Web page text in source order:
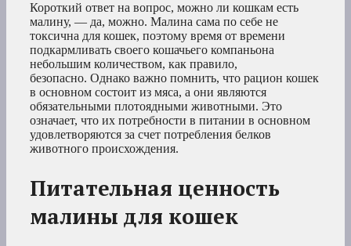
Короткий ответ на вопрос, можно ли кошкам есть
малину, — да, можно. Малина сама по себе не
токсична для кошек, поэтому время от времени
подкармливать своего кошачьего компаньона
небольшим количеством, как правило,
безопасно. Однако важно помнить, что рацион кошек
в основном состоит из мяса, а они являются
обязательными плотоядными животными. Это
означает, что их потребности в питании в основном
удовлетворяются за счет потребления белков
животного происхождения.
Питательная ценность
малины для кошек